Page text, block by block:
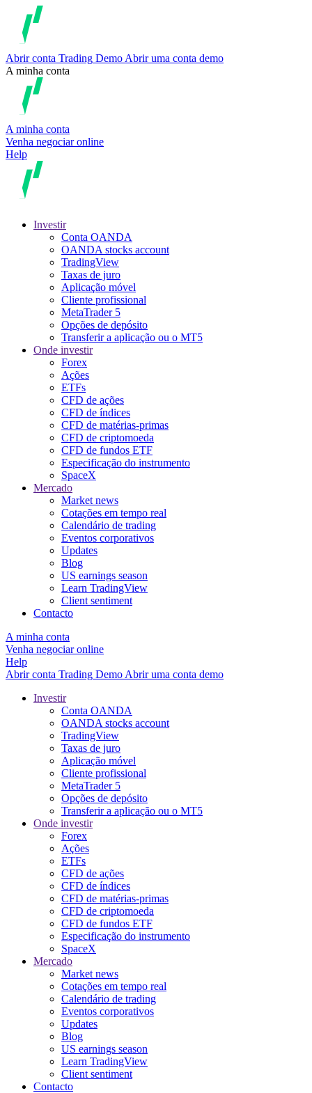
Abrir conta Trading Demo Abrir uma conta demo
A minha conta
A minha conta
Venha negociar online
Help
Investir
Conta OANDA
OANDA stocks account
TradingView
Taxas de juro
Aplicação móvel
Cliente profissional
MetaTrader 5
Opções de depósito
Transferir a aplicação ou o MT5
Onde investir
Forex
Ações
ETFs
CFD de ações
CFD de índices
CFD de matérias-primas
CFD de criptomoeda
CFD de fundos ETF
Especificação do instrumento
SpaceX
Mercado
Market news
Cotações em tempo real
Calendário de trading
Eventos corporativos
Updates
Blog
US earnings season
Learn TradingView
Client sentiment
Contacto
A minha conta
Venha negociar online
Help
Abrir conta Trading Demo Abrir uma conta demo
Investir
Conta OANDA
OANDA stocks account
TradingView
Taxas de juro
Aplicação móvel
Cliente profissional
MetaTrader 5
Opções de depósito
Transferir a aplicação ou o MT5
Onde investir
Forex
Ações
ETFs
CFD de ações
CFD de índices
CFD de matérias-primas
CFD de criptomoeda
CFD de fundos ETF
Especificação do instrumento
SpaceX
Mercado
Market news
Cotações em tempo real
Calendário de trading
Eventos corporativos
Updates
Blog
US earnings season
Learn TradingView
Client sentiment
Contacto